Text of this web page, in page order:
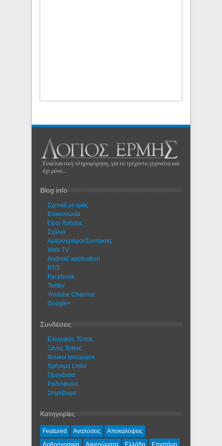
Εναλλακτική πληροφόρηση, για τα τρέχοντα γεγονότα και
όχι μόνο...
Blog info
Σχετικά με εμάς
Eπικοινωνία
Όροι Χρήσης
Σχόλια
Αρθρογράφοι/Συντάκτες
Web TV
Android application
RSS
Facebook
Twitter
Youtube Channel
Google+
Συνδέσεις
Ελληνικός Τύπος
Ξένος Τύπος
Φιλικοί Ιστοχώροι
Χρήσιμα Links
Ομογένεια
Ραδιόφωνο
Στηρίζουμε
Κατηγορίες
Featured Αναλύσεις
Αποκαλύψεις
Αρθρογραφία
Αφιερώματα Ελλάδα Επιστήμη